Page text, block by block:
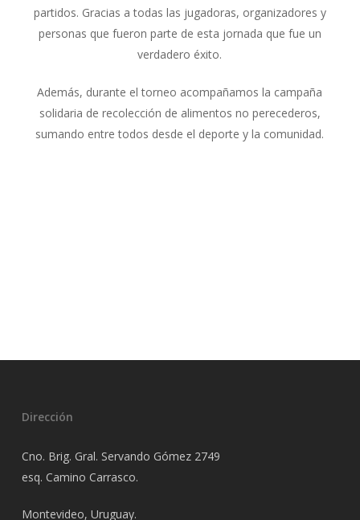
partidos. Gracias a todas las jugadoras, organizadores y
personas que fueron parte de esta jornada que fue un
verdadero éxito.
Además, durante el torneo acompañamos la campaña
solidaria de recolección de alimentos no perecederos,
sumando entre todos desde el deporte y la comunidad.
Dirección
Cno. Brig. Gral. Servando Gómez 2749
esq. Camino Carrasco.
Montevideo, Uruguay.